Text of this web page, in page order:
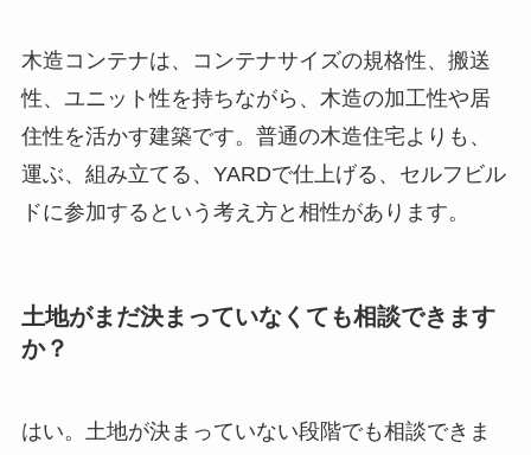
木造コンテナは、コンテナサイズの規格性、搬送
性、ユニット性を持ちながら、木造の加工性や居
住性を活かす建築です。普通の木造住宅よりも、
運ぶ、組み立てる、YARDで仕上げる、セルフビル
ドに参加するという考え方と相性があります。
土地がまだ決まっていなくても相談できます
か？
はい。土地が決まっていない段階でも相談できま